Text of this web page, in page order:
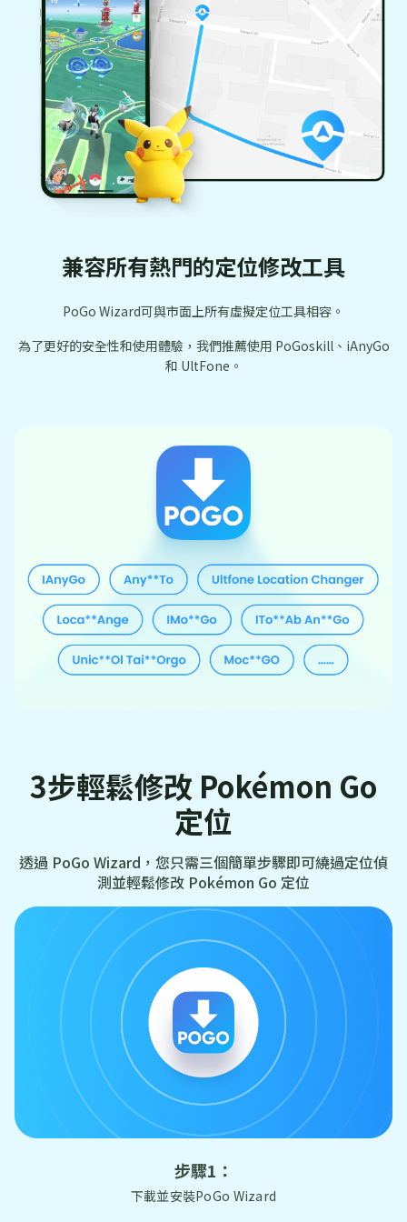
兼容所有熱門的定位修改工具
PoGo Wizard可與市面上所有虛擬定位工具相容。
為了更好的安全性和使用體驗，我們推薦使用 PoGoskill、iAnyGo
和 UltFone。
3步輕鬆修改 Pokémon Go
定位
透過 PoGo Wizard，您只需三個簡單步驟即可繞過定位偵
測並輕鬆修改 Pokémon Go 定位
步驟1：
下載並安裝PoGo Wizard